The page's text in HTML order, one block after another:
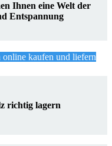
Ihnen eine Welt der
Entspannung
kaufen und liefern
richtig lagern